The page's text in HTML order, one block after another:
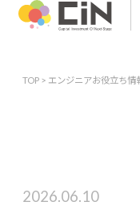
TOP> エンジニアお役立ち情
2026.06.10